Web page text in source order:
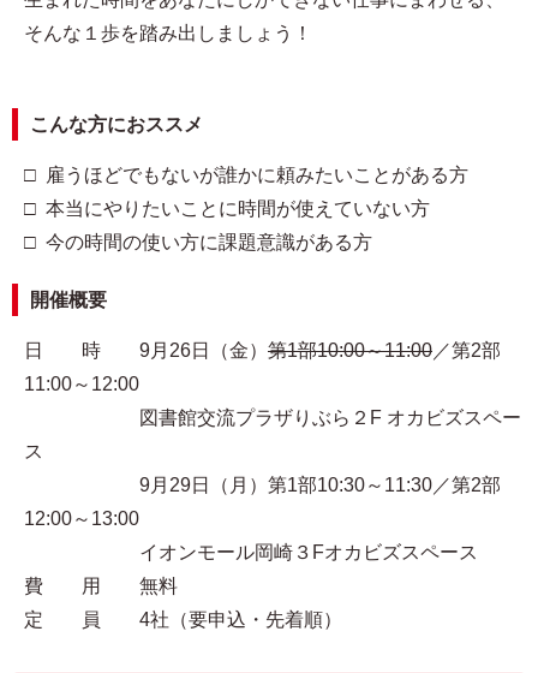
そんな１歩を踏み出しましょう！
こんな方におススメ
□ 雇うほどでもないが誰かに頼みたいことがある方
□ 本当にやりたいことに時間が使えていない方
□ 今の時間の使い方に課題意識がある方
開催概要
日 時 9月26日（金） 第1部10:00～11:00 ／第2部
11:00～12:00
図書館交流プラザりぶら２F オカビズスペー
ス
9月29日（月）第1部10:30～11:30／第2部
12:00～13:00
イオンモール岡崎３Fオカビズスペース
費 用 無料
定 員 4社（要申込・先着順）